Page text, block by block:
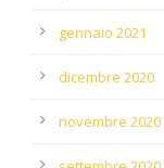
gennaio 2021
dicembre 2020
novembre 2020